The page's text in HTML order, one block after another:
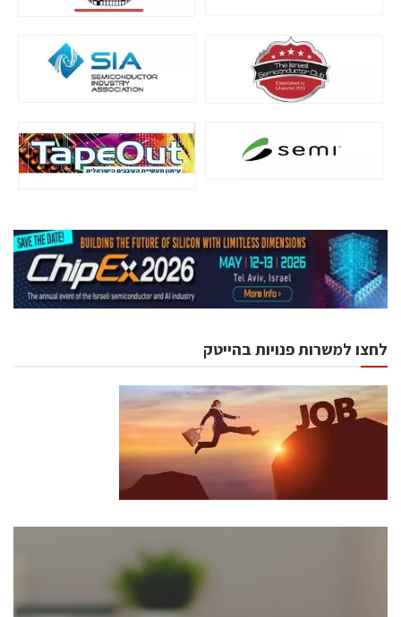
לחצו למשרות פנויות בהייטק
כנסים ואירועים